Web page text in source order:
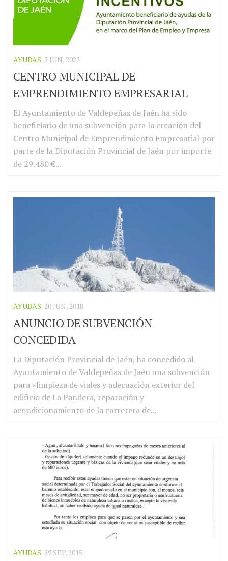
AYUDAS 2 JUN, 2022
CENTRO MUNICIPAL DE
EMPRENDIMIENTO EMPRESARIAL
El Ayuntamiento de Valdepeñas de Jaén ha sido
beneficiario de una subvención para la creación del
Centro Municipal de Emprendimiento Empresarial por
parte de la Diputación Provincial de Jaén por importe
de 29.480 €...
AYUDAS 20 JUN, 2018
ANUNCIO DE SUBVENCIÓN
CONCEDIDA
La Diputación Provincial de Jaén, ha concedido al
Ayuntamiento de Valdepeñas de Jaén una subvención
para «limpieza de viales y adecuación exterior del
edificio de La Pandera, reparación y
acondicionamiento de la carretera de...
AYUDAS 29 SEP, 2015